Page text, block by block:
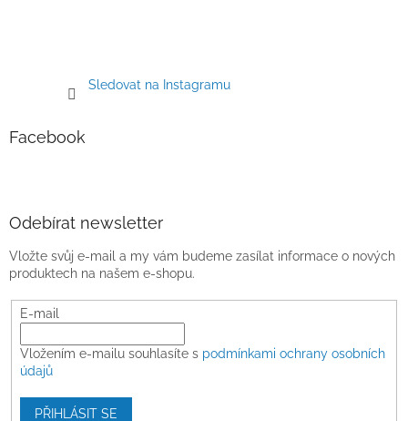
Sledovat na Instagramu
Facebook
Odebírat newsletter
Vložte svůj e-mail a my vám budeme zasílat informace o nových
produktech na našem e-shopu.
E-mail
Vložením e-mailu souhlasíte s podmínkami ochrany osobních
údajů
PŘIHLÁSIT SE